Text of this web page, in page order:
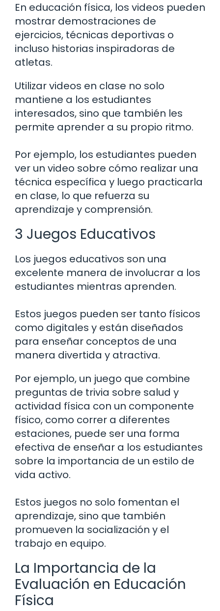
En educación física, los videos pueden
mostrar demostraciones de
ejercicios, técnicas deportivas o
incluso historias inspiradoras de
atletas.
Utilizar videos en clase no solo
mantiene a los estudiantes
interesados, sino que también les
permite aprender a su propio ritmo.
Por ejemplo, los estudiantes pueden
ver un video sobre cómo realizar una
técnica específica y luego practicarla
en clase, lo que refuerza su
aprendizaje y comprensión.
3 Juegos Educativos
Los juegos educativos son una
excelente manera de involucrar a los
estudiantes mientras aprenden.
Estos juegos pueden ser tanto físicos
como digitales y están diseñados
para enseñar conceptos de una
manera divertida y atractiva.
Por ejemplo, un juego que combine
preguntas de trivia sobre salud y
actividad física con un componente
físico, como correr a diferentes
estaciones, puede ser una forma
efectiva de enseñar a los estudiantes
sobre la importancia de un estilo de
vida activo.
Estos juegos no solo fomentan el
aprendizaje, sino que también
promueven la socialización y el
trabajo en equipo.
La Importancia de la
Evaluación en Educación
Física